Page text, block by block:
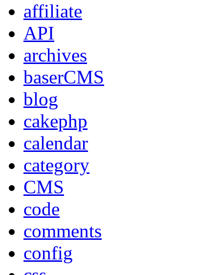
affiliate
API
archives
baserCMS
blog
cakephp
calendar
category
CMS
code
comments
config